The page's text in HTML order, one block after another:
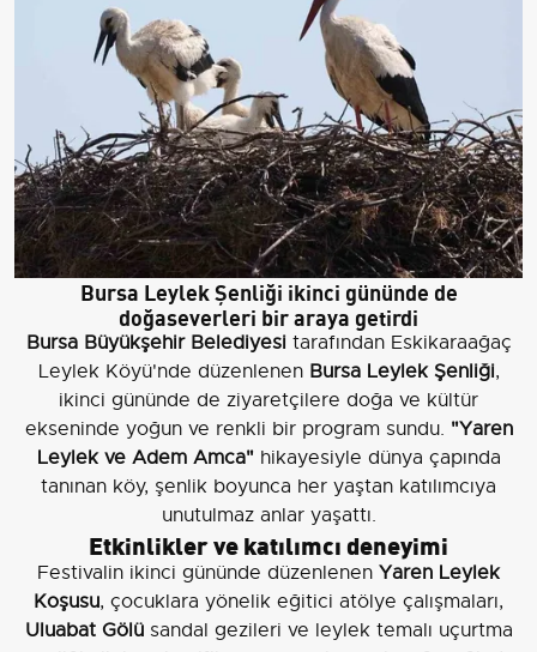
Bursa Leylek Şenliği ikinci gününde de
doğaseverleri bir araya getirdi
Bursa Büyükşehir Belediyesitarafından Eskikaraağaç
Leylek Köyü'nde düzenlenen Bursa Leylek Şenliği,
ikinci gününde de ziyaretçilere doğa ve kültür
ekseninde yoğun ve renkli bir program sundu. "Yaren
Leylek ve Adem Amca"hikayesiyle dünya çapında
tanınan köy, şenlik boyunca her yaştan katılımcıya
unutulmaz anlar yaşattı.
Etkinlikler ve katılımcı deneyimi
Festivalin ikinci gününde düzenlenen Yaren Leylek
Koşusu, çocuklara yönelik eğitici atölye çalışmaları,
Uluabat Gölüsandal gezileri ve leylek temalı uçurtma